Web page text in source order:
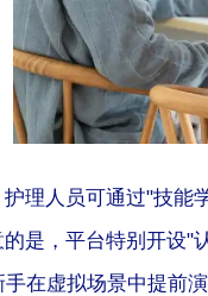
理人员可通过"技
是，平台特别开设
在虚拟场景中提前